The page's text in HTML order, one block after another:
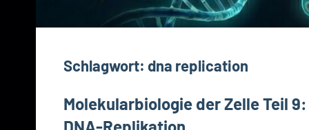
Schlagwort: dna replication
Molekularbiologie der Zelle Teil 9:
DNA-Replikation